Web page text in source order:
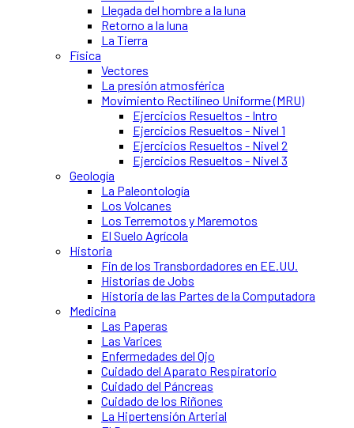
Llegada del hombre a la luna
Retorno a la luna
La Tierra
Física
Vectores
La presión atmosférica
Movimiento Rectilíneo Uniforme (MRU)
Ejercicios Resueltos - Intro
Ejercicios Resueltos - Nivel 1
Ejercicios Resueltos - Nivel 2
Ejercicios Resueltos - Nivel 3
Geología
La Paleontología
Los Volcanes
Los Terremotos y Maremotos
El Suelo Agrícola
Historia
Fin de los Transbordadores en EE.UU.
Historias de Jobs
Historia de las Partes de la Computadora
Medicina
Las Paperas
Las Varices
Enfermedades del Ojo
Cuidado del Aparato Respiratorio
Cuidado del Páncreas
Cuidado de los Riñones
La Hipertensión Arterial